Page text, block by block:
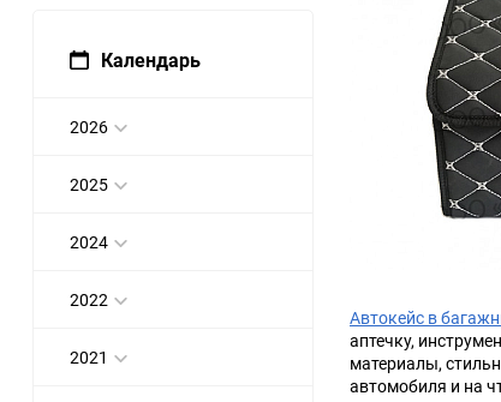
Genesis
Haval
Календарь
2026
2025
2024
2022
2021
Автокейс в
аптечку,
материалы,
автомобиля и на